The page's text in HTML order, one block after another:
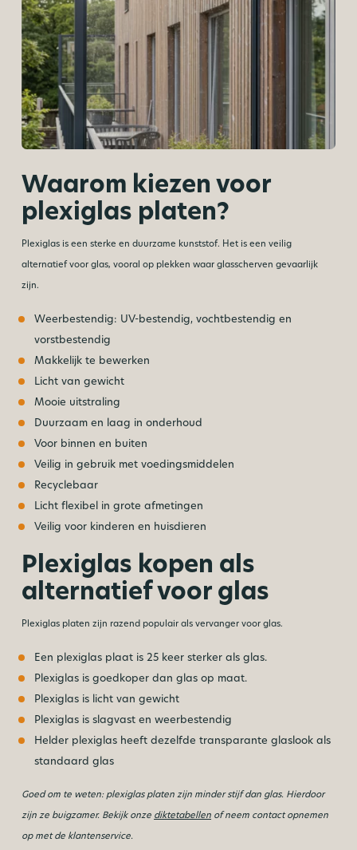
Waarom kiezen voor
plexiglas platen?
Plexiglas is een sterke en duurzame kunststof. Het is een veilig
alternatief voor glas, vooral op plekken waar glasscherven gevaarlijk
zijn.
Weerbestendig: UV-bestendig, vochtbestendig en
vorstbestendig
Makkelijk te bewerken
Licht van gewicht
Mooie uitstraling
Duurzaam en laag in onderhoud
Voor binnen en buiten
Veilig in gebruik met voedingsmiddelen
Recyclebaar
Licht flexibel in grote afmetingen
Veilig voor kinderen en huisdieren
Plexiglas kopen als
alternatief voor glas
Plexiglas platen zijn razend populair als vervanger voor glas.
Een plexiglas plaat is 25 keer sterker als glas.
Plexiglas is goedkoper dan glas op maat.
Plexiglas is licht van gewicht
Plexiglas is slagvast en weerbestendig
Helder plexiglas heeft dezelfde transparante glaslook als
standaard glas
Goed om te weten: plexiglas platen zijn minder stijf dan glas. Hierdoor
zijn ze buigzamer. Bekijk onze diktetabellen of neem contact opnemen
op met de klantenservice.